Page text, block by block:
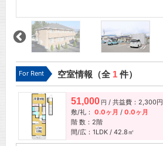
For Rent 空室情報（全 1件）
51,000 円 / 共益費：2,300円
敷/礼： 0.0ヶ月 / 0.0ヶ月
階 数：2階
間/広：1LDK / 42.8㎡